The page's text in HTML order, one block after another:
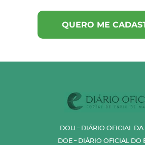
DOU – DIÁRIO OFICIAL
DOE – DIÁRIO OFICIAL DO